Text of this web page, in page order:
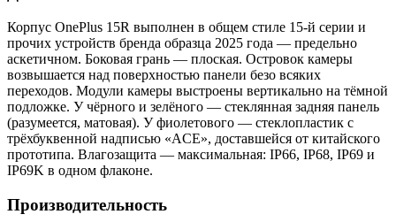
Корпус OnePlus 15R выполнен в общем стиле 15-й серии и
прочих устройств бренда образца 2025 года — предельно
аскетичном. Боковая грань — плоская. Островок камеры
возвышается над поверхностью панели безо всяких
переходов. Модули камеры выстроены вертикально на тёмной
подложке. У чёрного и зелёного — стеклянная задняя панель
(разумеется, матовая). У фиолетового — стеклопластик с
трёхбуквенной надписью «ACE», доставшейся от китайского
прототипа. Влагозащита — максимальная: IP66, IP68, IP69 и
IP69K в одном флаконе.
Производительность